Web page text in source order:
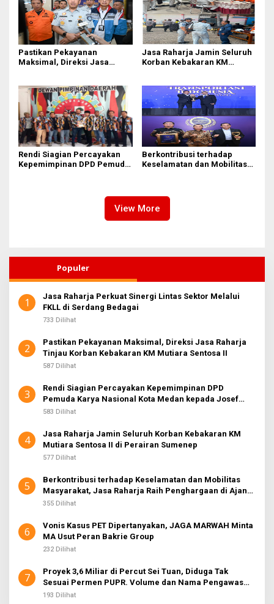
Pastikan Pekayanan
Maksimal, Direksi Jasa
Sentosa II
Jasa Raharja Jamin Seluruh
Korban Kebakaran KM
Rendi Siagian Percayakan
Kepemimpinan DPD Pemuda
Berkontribusi terhadap
Keselamatan dan Mobilitas
Awards 2026
View More
Populer
1
Jasa Raharja Perkuat Sinergi Lintas Sektor Melalui
FKLL di Serdang Bedagai
733 Dilihat
2
Pastikan Pekayanan Maksimal, Direksi Jasa Raharja
Tinjau Korban Kebakaran KM Mutiara Sentosa II
587 Dilihat
3
Rendi Siagian Percayakan Kepemimpinan DPD
Pemuda Karya Nasional Kota Medan kepada Josef
Sembiring
583 Dilihat
4
Jasa Raharja Jamin Seluruh Korban Kebakaran KM
Mutiara Sentosa II di Perairan Sumenep
577 Dilihat
5
Berkontribusi terhadap Keselamatan dan Mobilitas
Masyarakat, Jasa Raharja Raih Penghargaan di Ajang
Transportasi Indonesia Awards 2026
355 Dilihat
6
Vonis Kasus PET Dipertanyakan, JAGA MARWAH Minta
MA Usut Peran Bakrie Group
232 Dilihat
7
Proyek 3,6 Miliar di Percut Sei Tuan, Diduga Tak
Sesuai Permen PUPR. Volume dan Nama Pengawas
Tidak Tercantum di Papan Informasi
193 Dilihat